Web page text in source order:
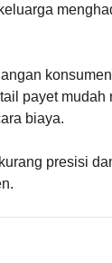
payet
biaya.
presisi